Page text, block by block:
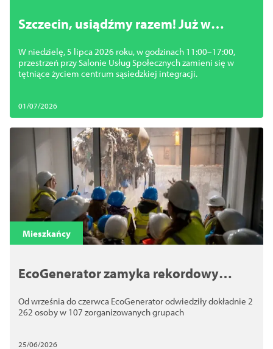
Szczecin, usiądźmy razem! Już w
miasta
W niedzielę, 5 lipca 2026 roku, w godzinach 11:00–17:00,
przestrzeń przy Salonie Usług Społecznych zamieni się w
tętniące życiem centrum sąsiedzkiej integracji.
01/07/2026
Mieszkańcy
EcoGenerator zamyka rekordowy
Od września do czerwca EcoGenerator odwiedziły dokładnie 2
262 osoby w 107 zorganizowanych grupach
25/06/2026